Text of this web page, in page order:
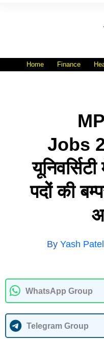
Home Finance
Jobs
पदों की
By Yash Patel
WhatsApp Group
Telegram Group